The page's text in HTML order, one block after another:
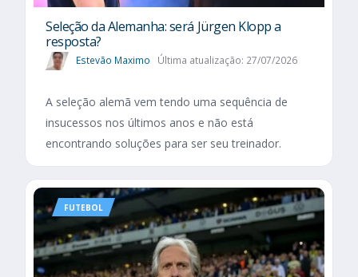
Seleção da Alemanha: será Jürgen Klopp a
resposta?
Estevão Maximo Última atualização: 27/07/2026
A seleção alemã vem tendo uma sequência de
insucessos nos últimos anos e não está
encontrando soluções para ser seu treinador.
FUTEBOL